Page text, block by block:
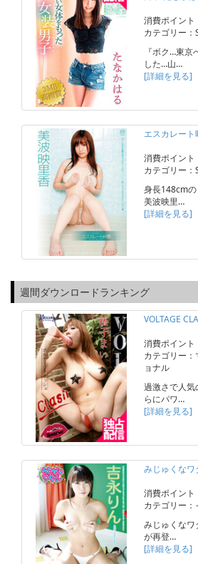
消費ポイント
カテゴリー：
『ボク…東京
した…山…
[詳細を見る]
エスカレー
消費ポイント
カテゴリー：
身長148cm
美波映里…
[詳細を見る]
週間ダウンロードランキング
VOLTAGE
消費ポイント
カテゴリー
ョナル
過激さで人気
らにパワ…
[詳細を見る]
みじゅくなワ
消費ポイント
カテゴリー：
みじゅくなワ
が再登…
[詳細を見る]